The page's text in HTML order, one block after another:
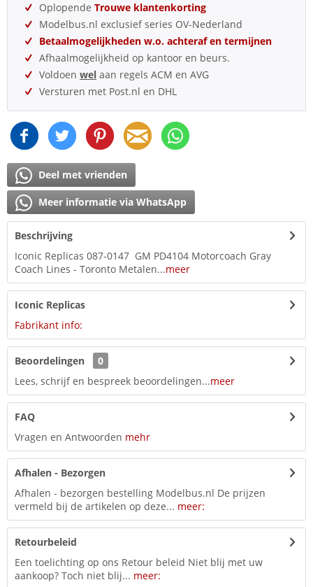
Oplopende Trouwe klantenkorting
Modelbus.nl exclusief series OV-Nederland
Betaalmogelijkheden w.o. achteraf en termijnen
Afhaalmogelijkheid op kantoor en beurs.
Voldoen wel aan regels ACM en AVG
Versturen met Post.nl en DHL
Deel met vrienden
Meer informatie via WhatsApp
Beschrijving
Iconic Replicas 087-0147 GM PD4104 Motorcoach Gray
Coach Lines - Toronto Metalen...meer
Iconic Replicas
Fabrikant info:
Beoordelingen
0
Lees, schrijf en bespreek beoordelingen...meer
FAQ
Vragen en Antwoorden mehr
Afhalen - Bezorgen
Afhalen - bezorgen bestelling Modelbus.nl De prijzen
vermeld bij de artikelen op deze... meer:
Retourbeleid
Een toelichting op ons Retour beleid Niet blij met uw
aankoop? Toch niet blij... meer: